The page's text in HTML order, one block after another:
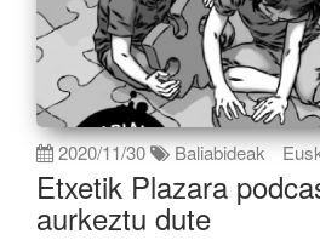
2020/11/30 Baliabideak
Etxetik Plazara
aurkeztu dute